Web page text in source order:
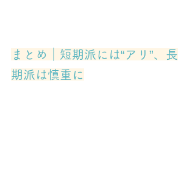
まとめ｜短期派には“アリ”、長
期派は慎重に